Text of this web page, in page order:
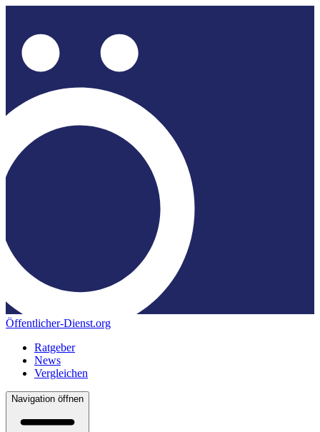
Öffentlicher-Dienst.org
Ratgeber
News
Vergleichen
Navigation öffnen